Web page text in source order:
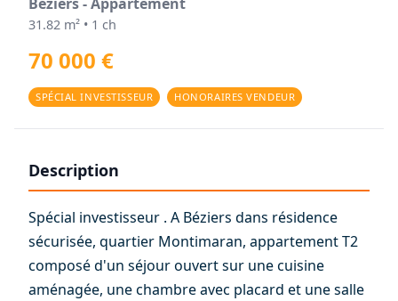
31.82 m² • 1 ch
70 000 €
SPÉCIAL INVESTISSEUR HONORAIRES VENDEUR
Description
Spécial investisseur . A Béziers dans résidence
sécurisée, quartier Montimaran, appartement T2
composé d'un séjour ouvert sur une cuisine
aménagée, une chambre avec placard et une salle